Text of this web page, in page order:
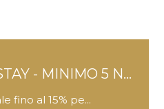
5 N...
pe...